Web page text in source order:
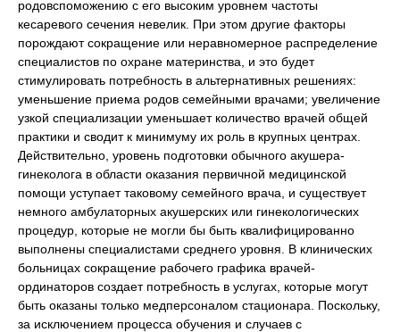
родовспоможению с его высоким уровнем частоты
кесаревого сечения невелик. При этом другие факторы
порождают сокращение или неравномерное распределение
специалистов по охране материнства, и это будет
стимулировать потребность в альтернативных решениях:
уменьшение приема родов семейными врачами; увеличение
узкой специализации уменьшает количество врачей общей
практики и сводит к минимуму их роль в крупных центрах.
Действительно, уровень подготовки обычного акушера-
гинеколога в области оказания первичной медицинской
помощи уступает таковому семейного врача, и существует
немного амбулаторных акушерских или гинекологических
процедур, которые не могли бы быть квалифицированно
выполнены специалистами среднего уровня. В клинических
больницах сокращение рабочего графика врачей-
ординаторов создает потребность в услугах, которые могут
быть оказаны только медперсоналом стационара. Поскольку,
за исключением процесса обучения и случаев с